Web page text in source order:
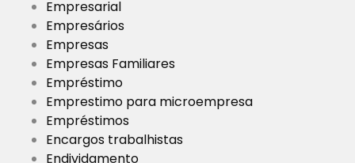
Empresarial
Empresários
Empresas
Empresas Familiares
Empréstimo
Emprestimo para microempresa
Empréstimos
Encargos trabalhistas
Endividamento